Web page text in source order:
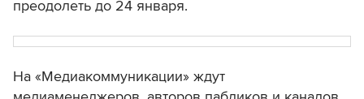
преодолеть до 24 января.
На «Медиакоммуникации» ждут